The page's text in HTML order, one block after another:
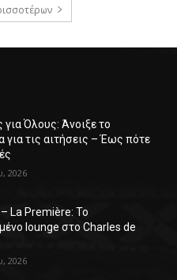
για Όλους: Άνοιξε το
για τις αιτήσεις – Έως πότε
2026
La Première: Το
lounge στο Charles de
2026